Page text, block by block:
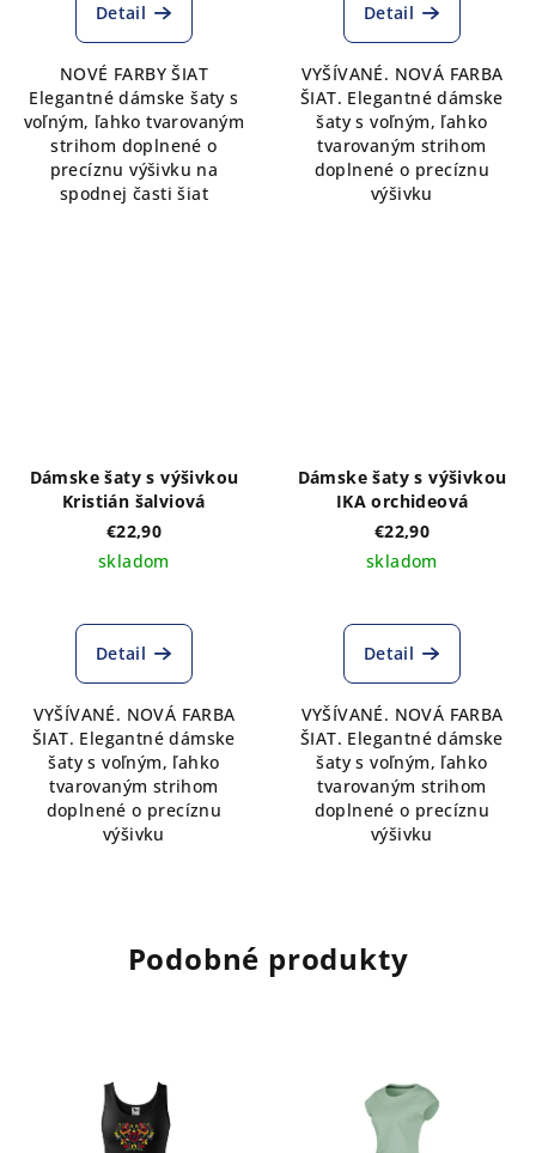
Detail
NOVÉ FARBY ŠIAT
Elegantné dámske šaty s
voľným, ľahko tvarovaným
strihom doplnené o
precíznu výšivku na
spodnej časti šiat
Detail
VYŠÍVANÉ. NOVÁ FARBA
ŠIAT. Elegantné dámske
šaty s voľným, ľahko
tvarovaným strihom
doplnené o precíznu
výšivku
Dámske šaty s výšivkou
Kristián šalviová
€22,90
skladom
Detail
VYŠÍVANÉ. NOVÁ FARBA
ŠIAT. Elegantné dámske
šaty s voľným, ľahko
tvarovaným strihom
doplnené o precíznu
výšivku
Dámske šaty s výšivkou
IKA orchideová
€22,90
skladom
Detail
VYŠÍVANÉ. NOVÁ FARBA
ŠIAT. Elegantné dámske
šaty s voľným, ľahko
tvarovaným strihom
doplnené o precíznu
výšivku
Podobné produkty